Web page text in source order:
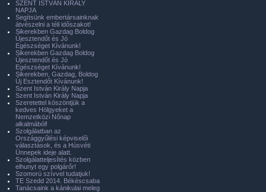
SZENT ISTVÁN KIRÁLY
NAPJA
Segítsünk embertársainknak
átvészelni a téli időszakot!
Sikerekben Gazdag Boldog
Újesztendőt és Jó
Egészséget Kívánunk!
Sikerekben Gazdag Boldog
Újesztendőt és Jó
Egészséget Kívánunk!
Sikerekben, Gazdag, Boldog
Új Esztendőt Kívánunk!
Szent István Király Napja
Szent István Király Napja
Szeretettel köszöntjük a
kedves Hölgyeket a
Nemzetközi Nőnap
alkalmából!
Szolgálatban az
Országgyűlési képviselői
választások, és a Húsvéti
Ünnepek ideje alatt.
Szolgálatteljesítés közben
elhunyt egy polgárőr!
Szomorú szívvel tudatjuk!
TE Szedd 2014. Békéscsaba
Tanácsaink a kánikulai meleg